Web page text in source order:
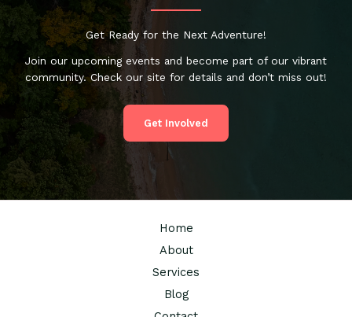
Get Ready for the Next Adventure!
Join our upcoming events and become part of our vibrant
community. Check our site for details and don’t miss out!
Get Involved
Home
About
Services
Blog